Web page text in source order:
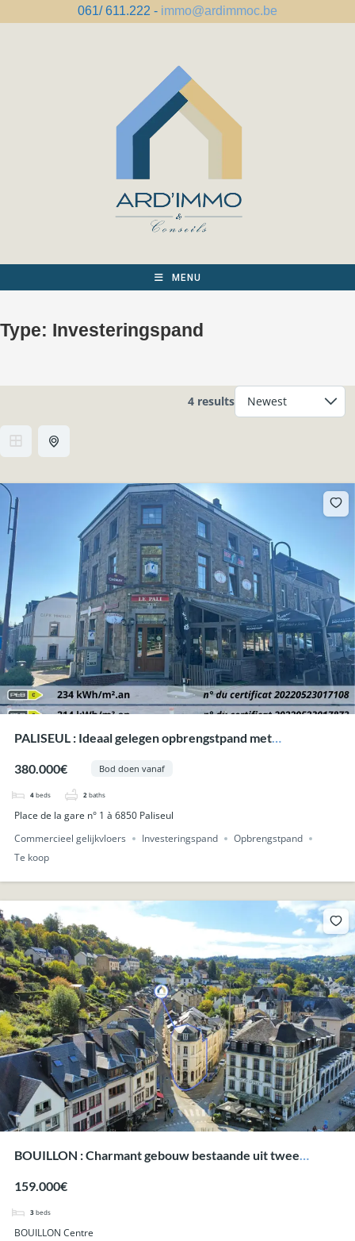
061/ 611.222 - immo@ardimmoc.be
MENU
Type: Investeringspand
4 results
PALISEUL : Ideaal gelegen opbrengstpand met
380.000€
Bod doen vanaf
4 beds 2 baths
Place de la gare n° 1 à 6850 Paliseul
Commercieel gelijkvloers
Investeringspand
Opbrengstpand
Te koop
BOUILLON : Charmant gebouw bestaande uit twee
159.000€
3 beds
BOUILLON Centre